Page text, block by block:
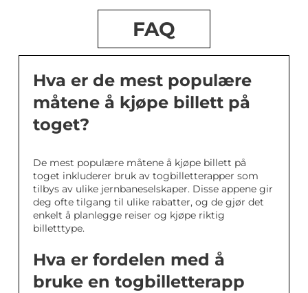
FAQ
Hva er de mest populære
måtene å kjøpe billett på
toget?
De mest populære måtene å kjøpe billett på
toget inkluderer bruk av togbilletterapper som
tilbys av ulike jernbaneselskaper. Disse appene gir
deg ofte tilgang til ulike rabatter, og de gjør det
enkelt å planlegge reiser og kjøpe riktig
billetttype.
Hva er fordelen med å
bruke en togbilletterapp